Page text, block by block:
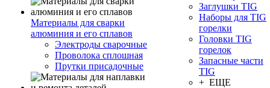
Материалы для сварки
алюминия и его сплавов
Электроды сварочные
Проволока сплошная
Прутки присадочные
Заглушки TIG
Наборы для TIG
горелки
Головки TIG
горелок
Запасные части
TIG
+ ЕЩЕ